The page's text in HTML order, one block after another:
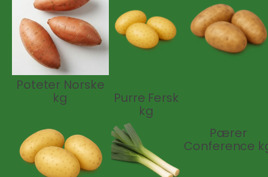
Poteter Norske
kg Purre Fersk
kg
Pærer
Conference